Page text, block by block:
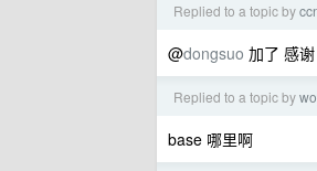
Replied to a topic by
@dongsuo 加了 感谢
Replied to a topic by
base 哪里啊